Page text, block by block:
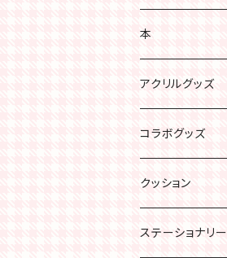
本
アクリルグッズ
コラボグッズ
クッション
ステーショナリー